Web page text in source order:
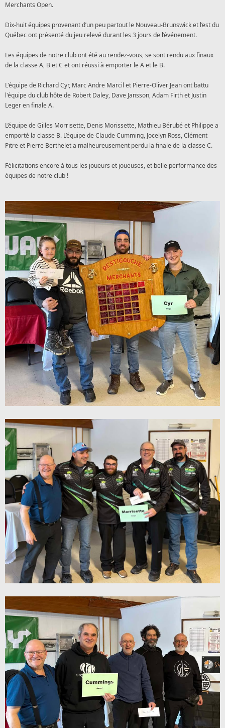
Merchants Open.
Dix-huit équipes provenant d’un peu partout le Nouveau-Brunswick et l’est du
Québec ont présenté du jeu relevé durant les 3 jours de l’événement.
Les équipes de notre club ont été au rendez-vous, se sont rendu aux finaux
de la classe A, B et C et ont réussi à emporter le A et le B.
L'équipe de Richard Cyr, Marc Andre Marcil et Pierre-Oliver Jean ont battu
l'équipe du club hôte de Robert Daley, Dave Jansson, Adam Firth et Justin
Leger en finale A.
L’équipe de Gilles Morrisette, Denis Morissette, Mathieu Bérubé et Philippea
emporté la classe B. L’équipe de Claude Cumming, Jocelyn Ross, Clément
Pitre et Pierre Berthelet a malheureusement perdu la finale de la classe C.
Félicitations encore à tous les joueurs et joueuses, et belle performance des
équipes de notre club !